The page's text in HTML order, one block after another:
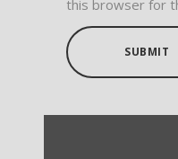
this browser for
SUBMIT